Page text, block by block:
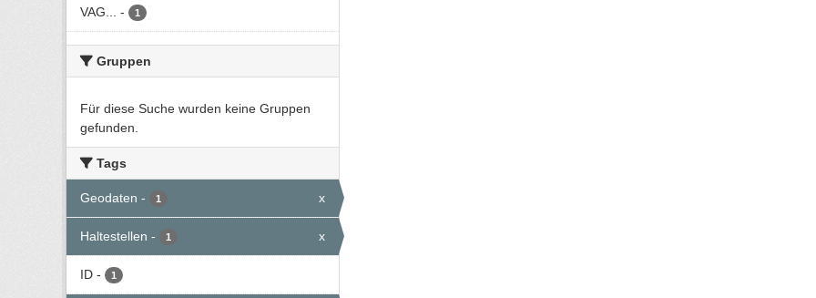
VAG... - 1
Gruppen
Für diese Suche wurden keine Gruppen
gefunden.
Tags
Geodaten - 1 x
Haltestellen - 1 x
ID - 1